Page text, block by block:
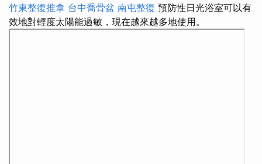
竹東整復推拿 台中喬骨盆 南屯整復 預防性日光浴室可以有
效地對輕度太陽能過敏，現在越來越多地使用。